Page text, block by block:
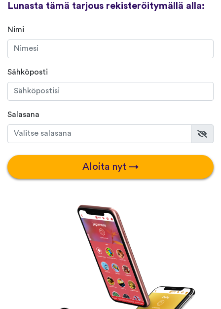
Lunasta tämä tarjous rekisteröitymällä alla:
Nimi
Sähköposti
Salasana
Aloita nyt